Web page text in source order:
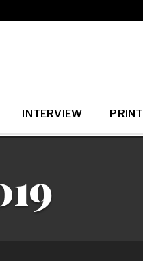
INTERVIEW PRINT